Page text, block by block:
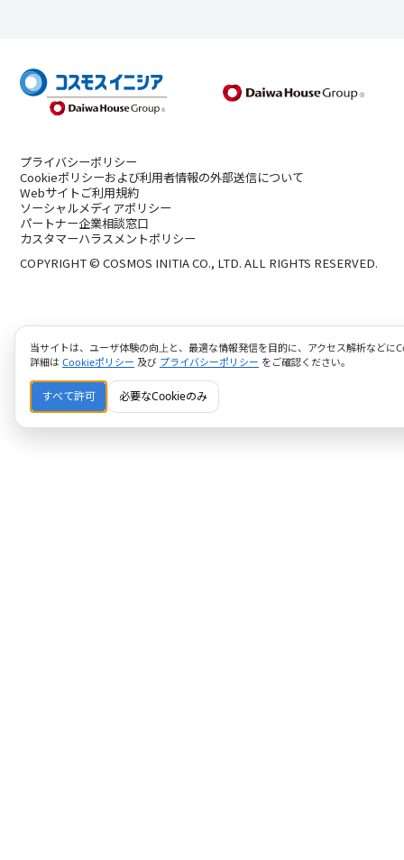
プライバシーポリシー
Cookieポリシーおよび利用者情報の外部送信について
Webサイトご利用規約
ソーシャルメディアポリシー
パートナー企業相談窓口
カスタマーハラスメントポリシー
COPYRIGHT © COSMOS INITIA CO., LTD. ALL RIGHTS RESERVED.
当サイトは、ユーザ体験の向上と、最適な情報発信を目的に、アクセス解析などに
詳細は Cookieポリシー 及び プライバシーポリシー をご確認ください。
すべて許可 必要なCookieのみ